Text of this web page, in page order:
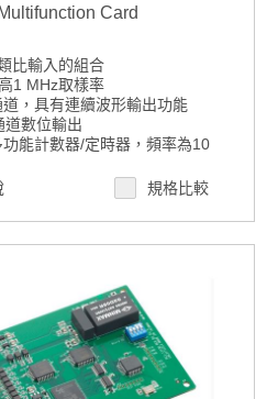
Card
比輸入的組合
1 MHz取樣率
，具有連續波形輸出功能
道數位輸出
能計數器/定時器，頻率為10
樣本AO：32,768樣本）
後觸發、大約觸發和延遲觸發數
規格比較